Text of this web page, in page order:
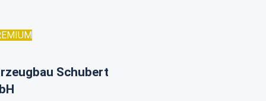
Schubert